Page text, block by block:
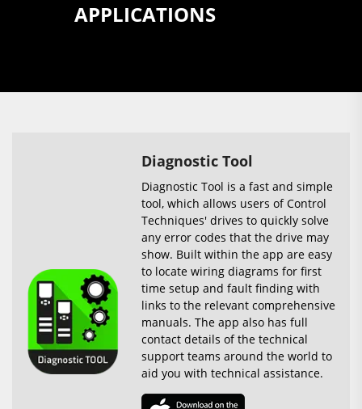
APPLICATIONS
Diagnostic Tool
Diagnostic Tool is a fast and simple
tool, which allows users of Control
Techniques' drives to quickly solve
any error codes that the drive may
show. Built within the app are easy
to locate wiring diagrams for first
time setup and fault finding with
links to the relevant comprehensive
manuals. The app also has full
contact details of the technical
support teams around the world to
aid you with technical assistance.